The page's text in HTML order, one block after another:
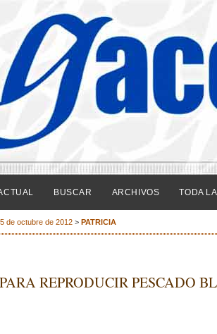
BUSCAR ARCHIVOS TODA
de octubre de 2012 > PATRICIA
REPRODUCIR PESCADO